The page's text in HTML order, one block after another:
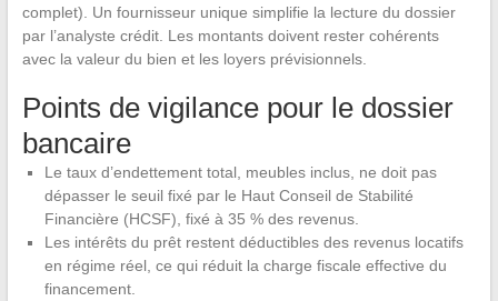
complet). Un fournisseur unique simplifie la lecture du dossier
par l’analyste crédit. Les montants doivent rester cohérents
avec la valeur du bien et les loyers prévisionnels.
Points de vigilance pour le dossier
bancaire
Le taux d’endettement total, meubles inclus, ne doit pas
dépasser le seuil fixé par le Haut Conseil de Stabilité
Financière (HCSF), fixé à 35 % des revenus.
Les intérêts du prêt restent déductibles des revenus locatifs
en régime réel, ce qui réduit la charge fiscale effective du
financement.